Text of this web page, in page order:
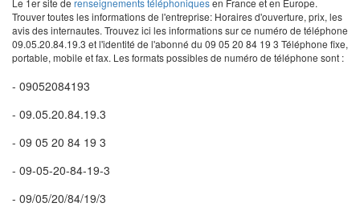
Le 1er site de renseignements téléphoniquesen France et en Europe.
Trouver toutes les informations de l'entreprise: Horaires d'ouverture, prix, les
avis des internautes. Trouvez ici les informations sur ce numéro de téléphone
09.05.20.84.19.3 et l'identité de l'abonné du 09 05 20 84 19 3 Téléphone fixe,
portable, mobile et fax. Les formats possibles de numéro de téléphone sont :
- 09052084193
- 09.05.20.84.19.3
- 09 05 20 84 19 3
- 09-05-20-84-19-3
- 09/05/20/84/19/3